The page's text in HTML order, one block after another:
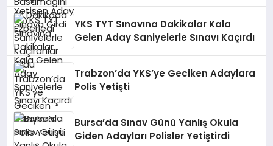
YKS TYT Sınavına Dakikalar Kala
Gelen Aday Saniyelerle Sınavı Kaçırdı
Trabzon’da YKS’ye Geciken Adaylara
Polis Yetişti
Bursa’da Sınav Günü Yanlış Okula
Giden Adayları Polisler Yetiştirdi